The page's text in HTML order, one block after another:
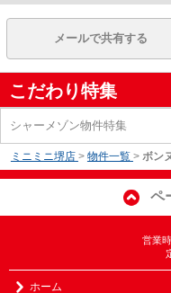
メールで共有する
こだわり特集
シャーメゾン物件特集
ミニミニ堺店 > 物件一覧 > ボン
ペ
営業
ホーム